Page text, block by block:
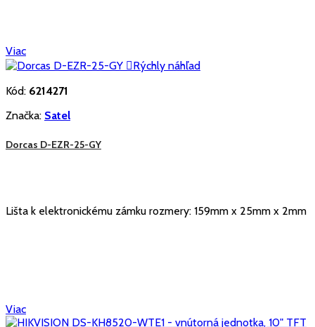
Viac
Rýchly náhľad
Kód: 6214271
Značka: Satel
Dorcas D-EZR-25-GY
Lišta k elektronickému zámku rozmery: 159mm x 25mm x 2mm
Viac